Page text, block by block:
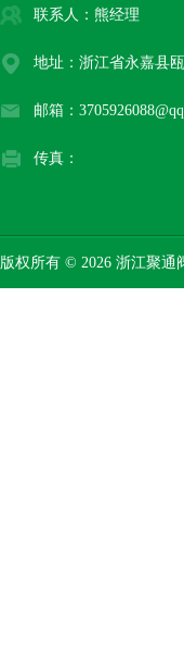
联系人：熊经理
地址：浙江省永嘉县
邮箱：
传真：
版权所有 © 2026 浙江聚通